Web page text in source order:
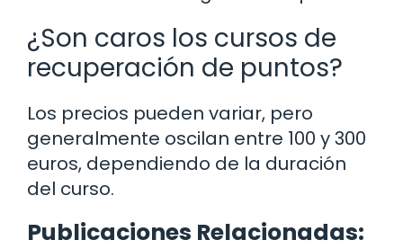
¿Son caros los cursos de
recuperación de puntos?
Los precios pueden variar, pero
generalmente oscilan entre 100 y 300
euros, dependiendo de la duración
del curso.
Publicaciones Relacionadas: